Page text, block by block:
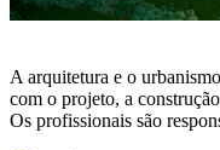
A arquitetura e o
com o projeto, a
Os profissionais são